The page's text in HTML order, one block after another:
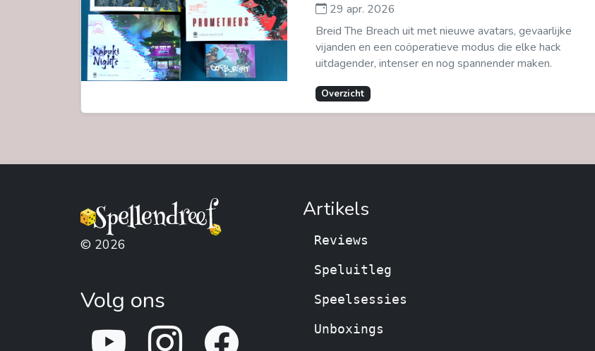
29 apr. 2026
Breid The Breach uit met nieuwe avatars, gevaarlijke
vijanden en een coöperatieve modus die elke hack
uitdagender, intenser en nog spannender maken.
Overzicht
© 2026
Volg ons
Artikels
Reviews
Speluitleg
Speelsessies
Unboxings